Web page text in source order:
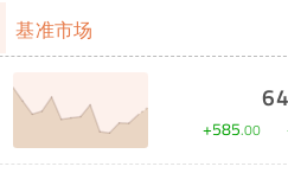
基准市场
+585.00